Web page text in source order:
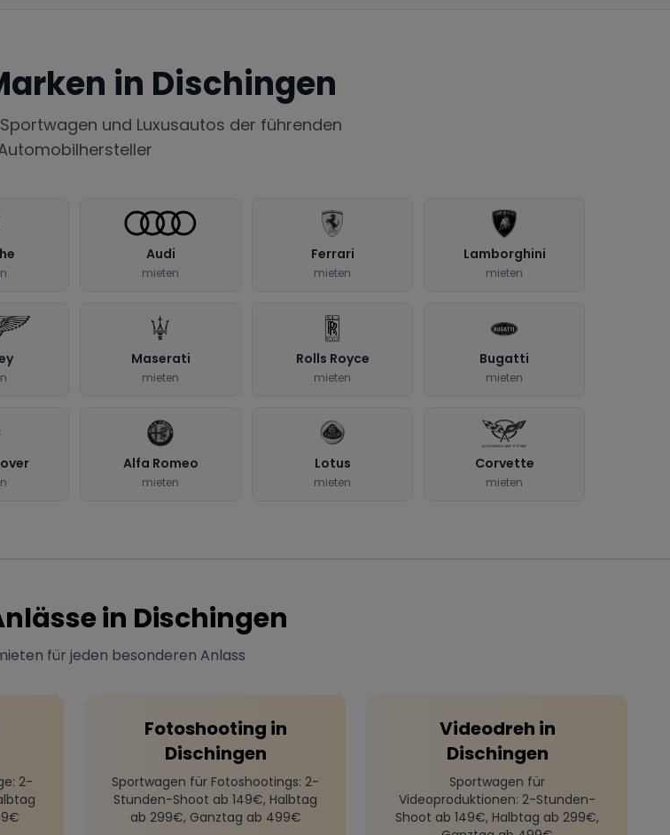
in Dischingen
und Luxusautos der führenden
Audi
mieten
Ferrari
mieten
Lamborghini
mieten
Maserati
mieten
Rolls Royce
mieten
Bugatti
mieten
Alfa Romeo
mieten
Lotus
mieten
Corvette
mieten
in Dischingen
für jeden besonderen Anlass
: 2-
Fotoshooting in
Dischingen
Sportwagen für Fotoshootings: 2-
Stunden-Shoot ab 149€, Halbtag
ab 299€, Ganztag ab 499€
Videodreh in
Dischingen
Sportwagen für
Videoproduktionen: 2-Stunden-
Shoot ab 149€, Halbtag ab 299€,